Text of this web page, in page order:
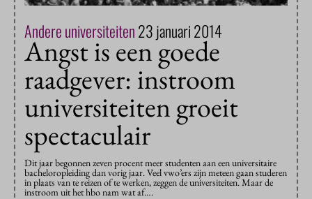
Andere universiteiten23 januari 2014
Angst is een goede
raadgever: instroom
universiteiten groeit
spectaculair
Dit jaar begonnen zeven procent meer studenten aan een universitaire
bacheloropleiding dan vorig jaar. Veel vwo’ers zijn meteen gaan studeren
in plaats van te reizen of te werken, zeggen de universiteiten. Maar de
instroom uit het hbo nam wat af….